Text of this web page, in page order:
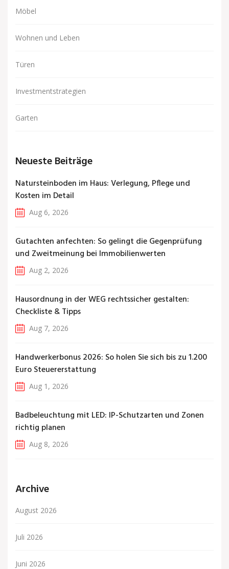
Möbel
Wohnen und Leben
Türen
Investmentstrategien
Garten
Neueste Beiträge
Natursteinboden im Haus: Verlegung, Pflege und
Kosten im Detail
Aug 6, 2026
Gutachten anfechten: So gelingt die Gegenprüfung
und Zweitmeinung bei Immobilienwerten
Aug 2, 2026
Hausordnung in der WEG rechtssicher gestalten:
Checkliste & Tipps
Aug 7, 2026
Handwerkerbonus 2026: So holen Sie sich bis zu 1.200
Euro Steuererstattung
Aug 1, 2026
Badbeleuchtung mit LED: IP-Schutzarten und Zonen
richtig planen
Aug 8, 2026
Archive
August 2026
Juli 2026
Juni 2026